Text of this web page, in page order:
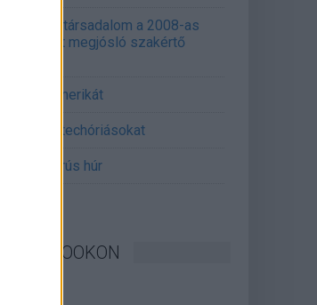
a társadalom a 2008-as
megjósló szakértő
Amerikát
vette a techóriásokat
húr
FACEBOOKON